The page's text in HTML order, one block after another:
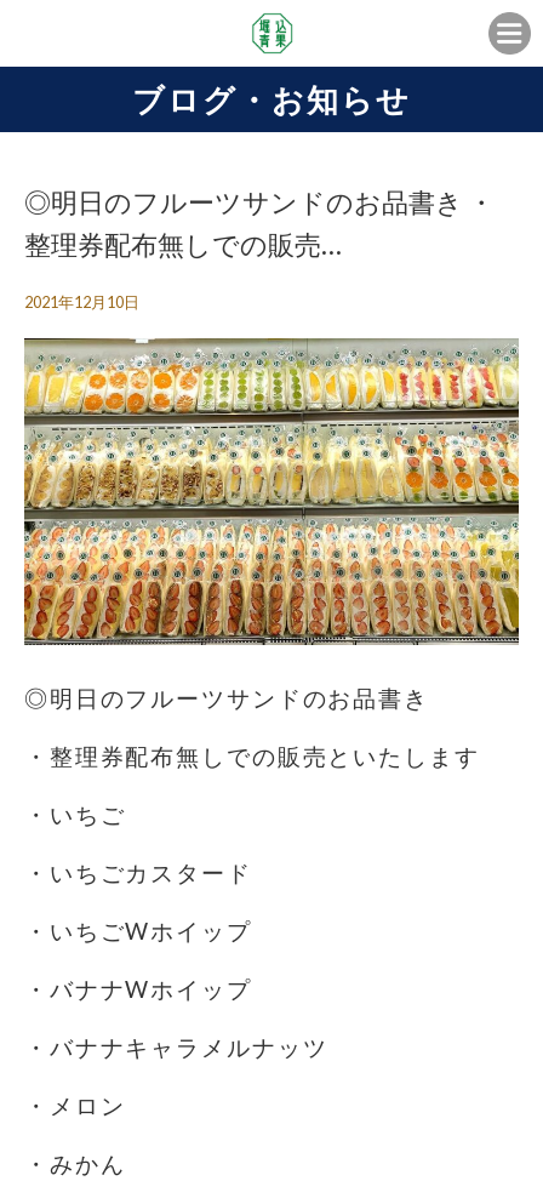
ブログ・お知らせ
◎明日のフルーツサンドのお品書き ・
整理券配布無しでの販売…
2021年12月10日
◎明日のフルーツサンドのお品書き
・整理券配布無しでの販売といたします
・いちご
・いちごカスタード
・いちごWホイップ
・バナナWホイップ
・バナナキャラメルナッツ
・メロン
・みかん